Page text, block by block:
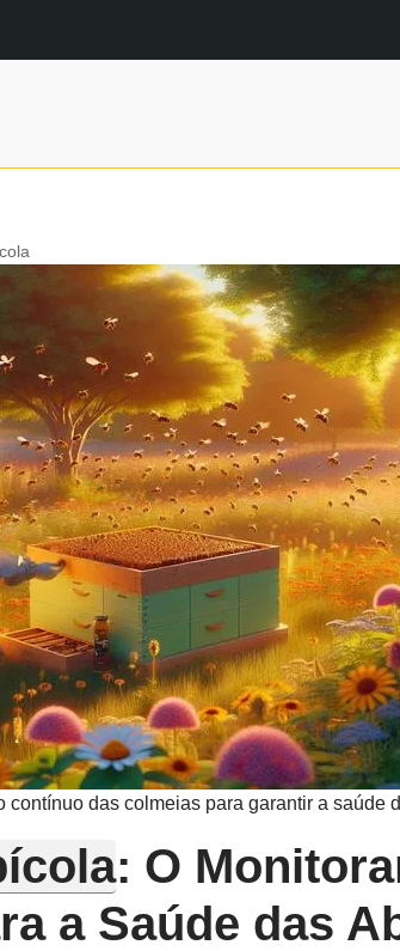
contínuo das colmeias para garantir a saúde
: O
a Saúde das